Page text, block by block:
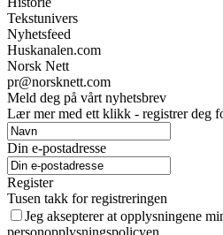
Tekstunivers
Nyhetsfeed
Huskanalen.com
Norsk Nett
pr@norsknett.com
Meld deg på vårt nyhetsbrev
Lær mer med ett klikk - registrer deg
Din e-postadresse
Register
Tusen takk for registreringen
Jeg aksepterer at opplysningene